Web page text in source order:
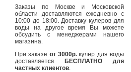
Заказы по Москве и Московской
области доставляются ежедневно с
10:00 до 18:00. Доставку кулеров для
воды на другое время Вы можете
обсудить с менеджерами нашего
магазина.
При заказе от 3000р. кулер для воды
доставляется
БЕСПЛАТНО для
частных клиентов.